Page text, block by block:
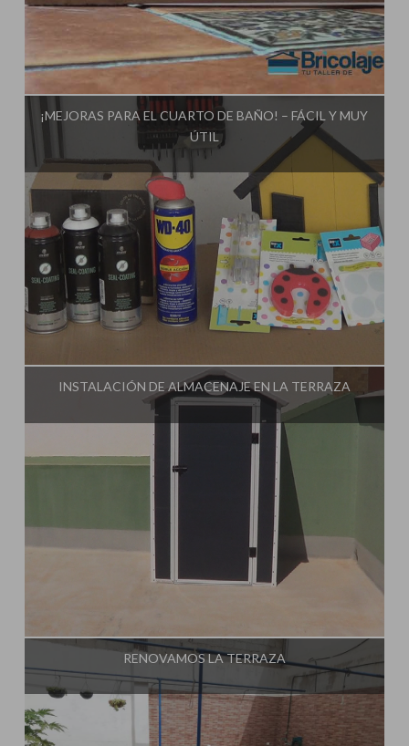
Influencer: Tu Taller de Bricolaje
¡MEJORAS PARA EL CUARTO DE BAÑO! – FÁCIL Y MUY
ÚTIL
INSTALACIÓN DE ALMACENAJE EN LA TERRAZA
RENOVAMOS LA TERRAZA